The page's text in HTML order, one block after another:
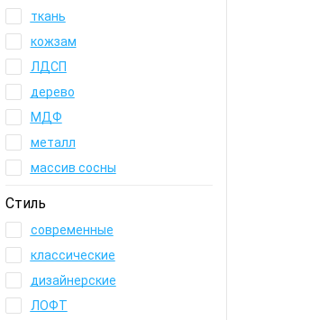
ткань
кожзам
ЛДСП
дерево
МДФ
металл
массив сосны
Стиль
современные
классические
дизайнерские
ЛОФТ